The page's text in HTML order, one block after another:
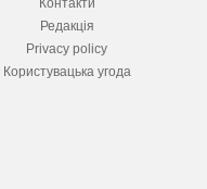
Контакти
Редакція
Privacy policy
Користувацька угода